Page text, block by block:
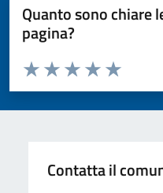
Quanto sono chiare
pagina?
Valuta da 1 a 5 stelle la pagina
Valuta 5
Valuta 4 stelle
Valuta 3 stelle su 5
Valuta 2 stelle su 5
Valuta 1 stelle su 5
Contatta il